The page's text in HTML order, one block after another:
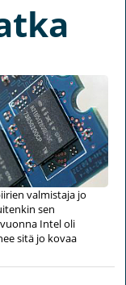
valmistaja jo
sen
Intel oli
sitä jo kovaa